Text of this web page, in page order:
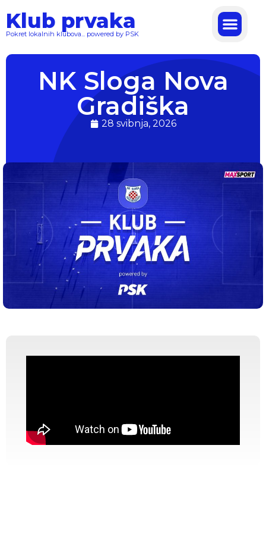
Klub prvaka
Pokret lokalnih klubova... powered by PSK
NK Sloga Nova
Gradiška
28 svibnja, 2026